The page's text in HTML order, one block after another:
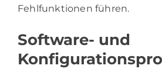
Fehlfunktionen führen.
Software- und